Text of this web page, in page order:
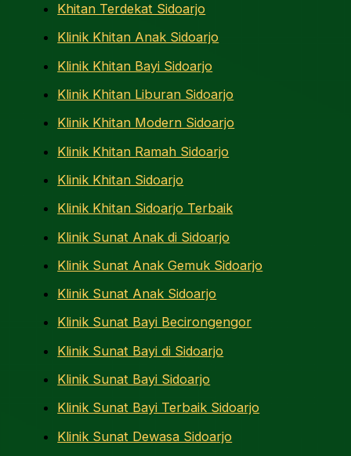
Khitan Terdekat Sidoarjo
Klinik Khitan Anak Sidoarjo
Klinik Khitan Bayi Sidoarjo
Klinik Khitan Liburan Sidoarjo
Klinik Khitan Modern Sidoarjo
Klinik Khitan Ramah Sidoarjo
Klinik Khitan Sidoarjo
Klinik Khitan Sidoarjo Terbaik
Klinik Sunat Anak di Sidoarjo
Klinik Sunat Anak Gemuk Sidoarjo
Klinik Sunat Anak Sidoarjo
Klinik Sunat Bayi Becirongengor
Klinik Sunat Bayi di Sidoarjo
Klinik Sunat Bayi Sidoarjo
Klinik Sunat Bayi Terbaik Sidoarjo
Klinik Sunat Dewasa Sidoarjo